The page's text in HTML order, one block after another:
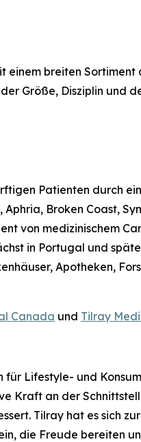
einem breiten
Größe, Disziplin und
Patienten durch
Broken Coast,
von medizinischem
in Portugal und
Apotheken,
Canada und Tilray
für Lifestyle- und
Kraft an der
Tilray hat es sich
die Freude bereiten